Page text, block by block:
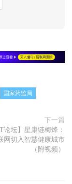
国家药监局
下一篇
论坛】星康链梅烽：
网切入智慧健康城市
（附视频）